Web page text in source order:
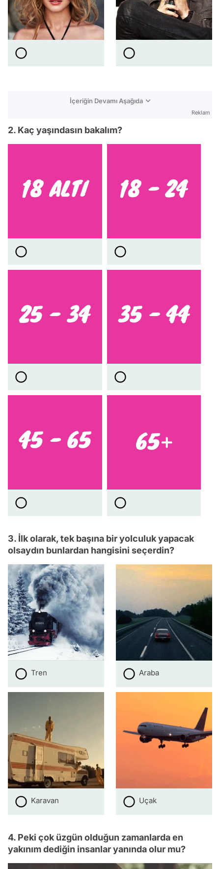
İçeriğin Devamı Aşağıda
Reklam
2. Kaç yaşındasın bakalım?
3. İlk olarak, tek başına bir yolculuk yapacak
olsaydın bunlardan hangisini seçerdin?
Tren Araba
Karavan Uçak
4. Peki çok üzgün olduğun zamanlarda en
yakınım dediğin insanlar yanında olur mu?